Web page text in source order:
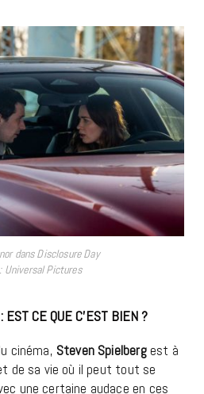
dans Disclosure Day
Universal Pictures
EST CE QUE C’EST BIEN ?
cinéma, Steven Spielbergest à
de sa vie où il peut tout se
une certaine audace en ces